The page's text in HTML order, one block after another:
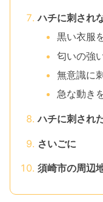
ハチに刺され
黒い衣服
匂いの強
無意識に
急な動き
ハチに刺され
さいごに
須崎市の周辺